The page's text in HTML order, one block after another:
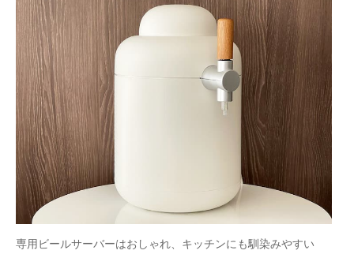
専用ビールサーバーはおしゃれ、キッチンにも馴染みやすい